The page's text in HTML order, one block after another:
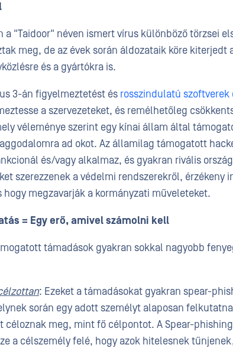
a "Taidoor" néven ismert vírus különböző törzsei
meg, de az évek során áldozataik köre kiterjedt
és a gyártókra is.
3-án figyelmeztetést és rosszindulatú
a szervezeteket, és remélhetőleg
véleménye szerint egy kínai állam által
ad okot. Az államilag támogatott
és/vagy alkalmaz, és gyakran rivális
szerezzenek a védelmi rendszerekről, érzékeny
megzavarják a kormányzati műveleteket.
= Egy erő, amivel számolni kell
támadások gyakran sokkal nagyobb
: Ezeket a támadásokat gyakran spear-
során egy adott személyt alaposan
céloznak meg, mint fő célpontot. A Spear-
a célszemély felé, hogy azok hitelesnek